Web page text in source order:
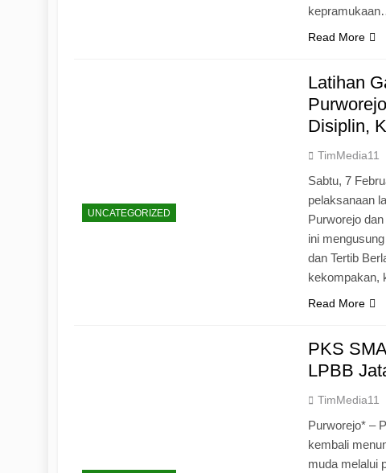
Read More
UNCATEGORIZED
Latihan
Disiplin,
TimMedia11
Sabtu, 7
pelaksanaan
Purworejo
ini
dan Tertib
kekompakan,
Read More
PKS
LPBB
TimMedia11
Purworejo* –
kembali
muda melalui